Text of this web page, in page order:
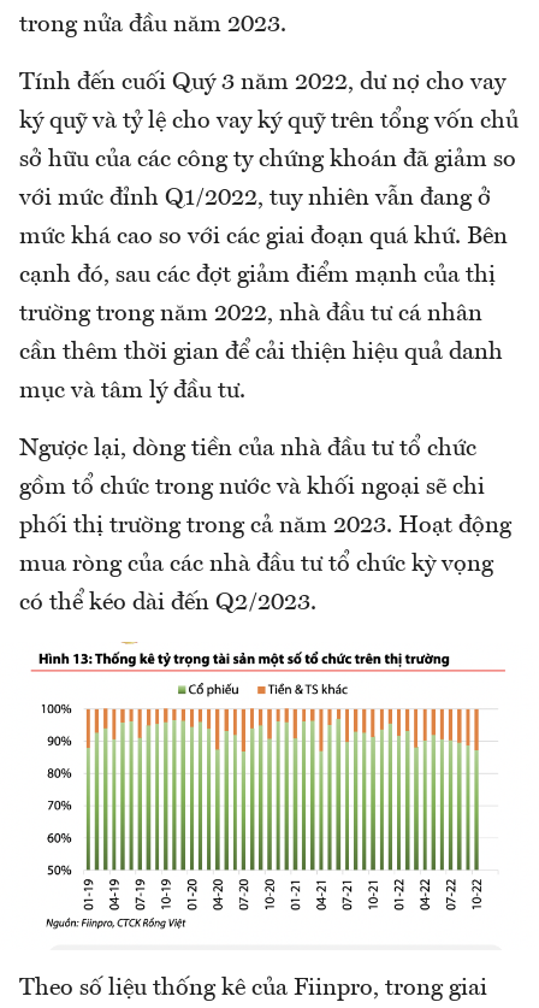
trong nửa đầu năm 2023.
Tính đến cuối Quý 3 năm 2022, dư nợ cho vay
ký quỹ và tỷ lệ cho vay ký quỹ trên tổng vốn chủ
sở hữu của các công ty chứng khoán đã giảm so
với mức đỉnh Q1/2022, tuy nhiên vẫn đang ở
mức khá cao so với các giai đoạn quá khứ. Bên
cạnh đó, sau các đợt giảm điểm mạnh của thị
trường trong năm 2022, nhà đầu tư cá nhân
cần thêm thời gian để cải thiện hiệu quả danh
mục và tâm lý đầu tư.
Ngược lại, dòng tiền của nhà đầu tư tổ chức
gồm tổ chức trong nước và khối ngoại sẽ chi
phối thị trường trong cả năm 2023. Hoạt động
mua ròng của các nhà đầu tư tổ chức kỳ vọng
có thể kéo dài đến Q2/2023.
Theo số liệu thống kê của Fiinpro, trong giai